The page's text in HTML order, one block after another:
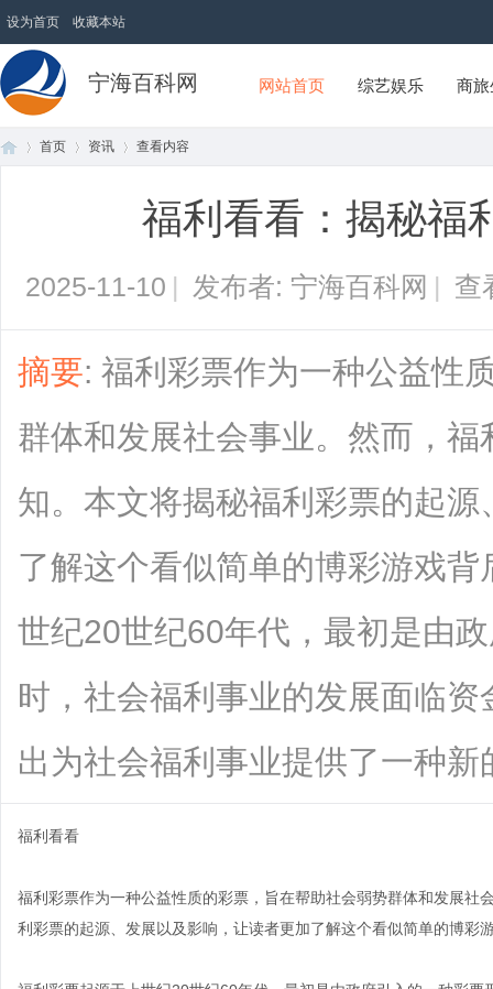
设为首页 收藏本站
宁海百科网 网站首页 综艺娱乐 商
首页 资讯 查看内容
福利看看：揭秘福
2025-11-10 | 发布者: 宁海百科网 | 查
摘要: 福利彩票作为一种公益性
群体和发展社会事业。然而，
知。本文将揭秘福利彩票的起
了解这个看似简单的博彩游戏
世纪20世纪60年代，最初是由
时，社会福利事业的发展面临
出为社会福利事业提供了一种新
福利看看
福利彩票作为一种公益性质的彩票，旨在帮助社会弱势群体和发展社
利彩票的起源、发展以及影响，让读者更加了解这个看似简单的博彩